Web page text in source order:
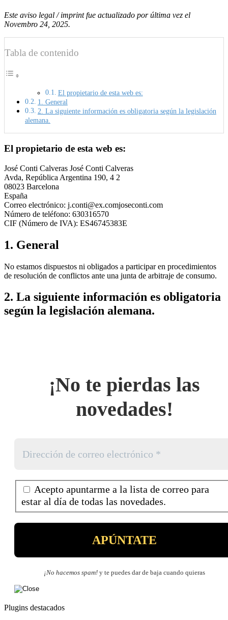
Este aviso legal / imprint fue actualizado por última vez el
Novembro 24, 2025.
Tabla de contenido
El propietario de esta web es:
1. General
2. La siguiente información es obligatoria según la legislación
alemana.
El propietario de esta web es:
José Conti Calveras José Conti Calveras
Avda, República Argentina 190, 4 2
08023 Barcelona
España
Correo electrónico: j.conti@ex.comjoseconti.com
Número de teléfono: 630316570
CIF (Número de IVA): ES46745383E
1. General
No estamos dispuestos ni obligados a participar en procedimientos
de resolución de conflictos ante una junta de arbitraje de consumo.
2. La siguiente información es obligatoria
según la legislación alemana.
¡No te pierdas las
novedades!
Acepto apuntarme a la lista de correo para
estar al día de todas las novedades.
¡No hacemos spam!y te puedes dar de baja cuando quieras
Plugins destacados